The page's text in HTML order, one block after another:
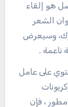
هو إلقاء
الشعر
وسيعرض
ناعمة .
على عامل
، فإن